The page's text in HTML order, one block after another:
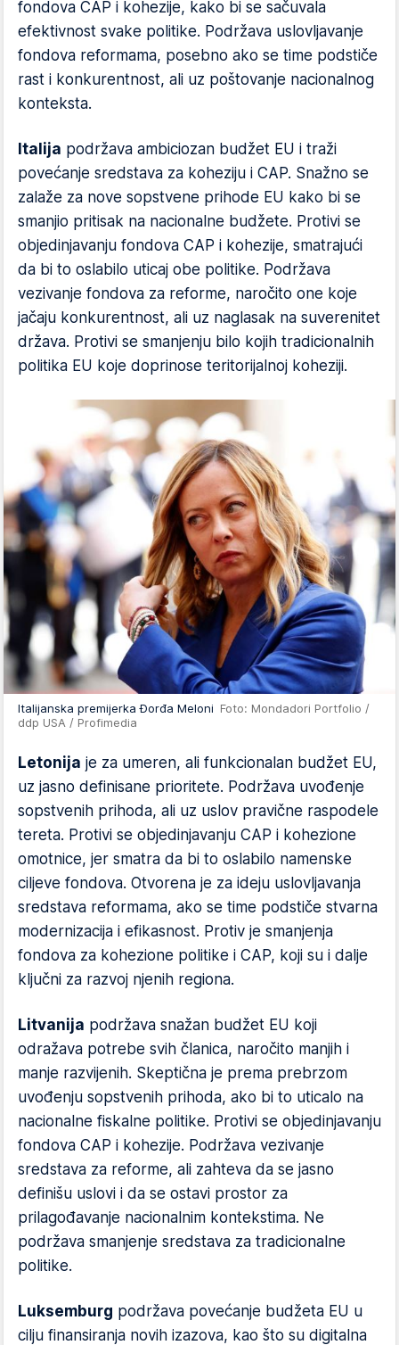
fondova CAP i kohezije, kako bi se sačuvala
efektivnost svake politike. Podržava uslovljavanje
fondova reformama, posebno ako se time podstiče
rast i konkurentnost, ali uz poštovanje nacionalnog
konteksta.
Italija podržava ambiciozan budžet EU i traži
povećanje sredstava za koheziju i CAP. Snažno se
zalaže za nove sopstvene prihode EU kako bi se
smanjio pritisak na nacionalne budžete. Protivi se
objedinjavanju fondova CAP i kohezije, smatrajući
da bi to oslabilo uticaj obe politike. Podržava
vezivanje fondova za reforme, naročito one koje
jačaju konkurentnost, ali uz naglasak na suverenitet
država. Protivi se smanjenju bilo kojih tradicionalnih
politika EU koje doprinose teritorijalnoj koheziji.
Italijanska premijerka Đorđa Meloni Foto: Mondadori Portfolio /
ddp USA / Profimedia
Letonija je za umeren, ali funkcionalan budžet EU,
uz jasno definisane prioritete. Podržava uvođenje
sopstvenih prihoda, ali uz uslov pravične raspodele
tereta. Protivi se objedinjavanju CAP i kohezione
omotnice, jer smatra da bi to oslabilo namenske
ciljeve fondova. Otvorena je za ideju uslovljavanja
sredstava reformama, ako se time podstiče stvarna
modernizacija i efikasnost. Protiv je smanjenja
fondova za kohezione politike i CAP, koji su i dalje
ključni za razvoj njenih regiona.
Litvanija podržava snažan budžet EU koji
odražava potrebe svih članica, naročito manjih i
manje razvijenih. Skeptična je prema prebrzom
uvođenju sopstvenih prihoda, ako bi to uticalo na
nacionalne fiskalne politike. Protivi se objedinjavanju
fondova CAP i kohezije. Podržava vezivanje
sredstava za reforme, ali zahteva da se jasno
definišu uslovi i da se ostavi prostor za
prilagođavanje nacionalnim kontekstima. Ne
podržava smanjenje sredstava za tradicionalne
politike.
Luksemburg podržava povećanje budžeta EU u
cilju finansiranja novih izazova, kao što su digitalna